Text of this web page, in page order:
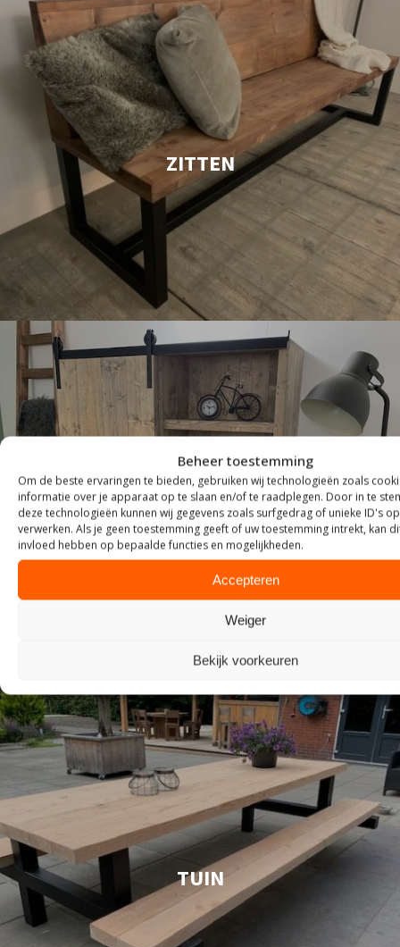
Beheer toestemming
Om de beste ervaringen te bieden, gebruiken wij technologieën zoals
informatie over je apparaat op te slaan en/of te raadplegen. Door in te
deze technologieën kunnen wij gegevens zoals surfgedrag of unieke ID's
verwerken. Als je geen toestemming geeft of uw toestemming intrekt, kan
invloed hebben op bepaalde functies en mogelijkheden.
Accepteren
Weiger
Bekijk voorkeuren
ZITTEN
KASTEN
TUIN